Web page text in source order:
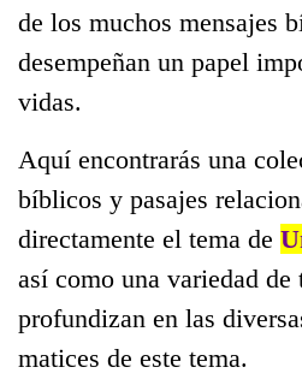
de los muchos mensajes
desempeñan un papel
vidas.
Aquí encontrarás una
bíblicos y pasajes
directamente el tema de
así como una variedad de
profundizan en las
matices de este tema.